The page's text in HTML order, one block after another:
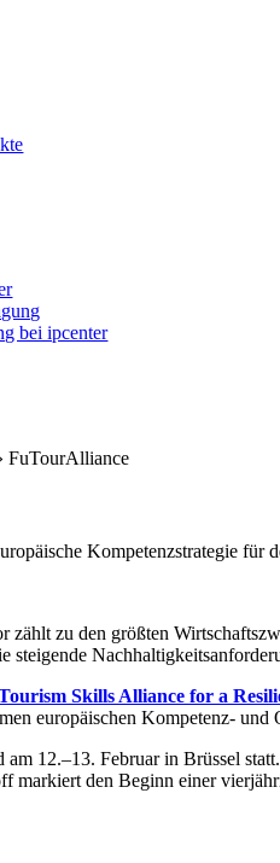
bei ipcenter
FuTourAlliance
Kompetenzstrategie für
zählt zu den größten
Skills Alliance for a
europäischen Kompetenz-
12.–13. Februar in Brüssel
markiert den Beginn einer